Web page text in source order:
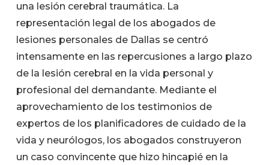
una lesión cerebral traumática. La
representación legal de los abogados de
lesiones personales de Dallas se centró
intensamente en las repercusiones a largo plazo
de la lesión cerebral en la vida personal y
profesional del demandante. Mediante el
aprovechamiento de los testimonios de
expertos de los planificadores de cuidado de la
vida y neurólogos, los abogados construyeron
un caso convincente que hizo hincapié en la